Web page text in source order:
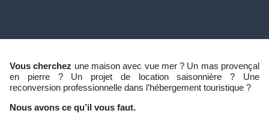
Vous cherchez une maison avec vue mer ? Un mas provençal
en pierre ? Un projet de location saisonnière ? Une
reconversion professionnelle dans l’hébergement touristique ?
Nous avons ce qu’il vous faut.